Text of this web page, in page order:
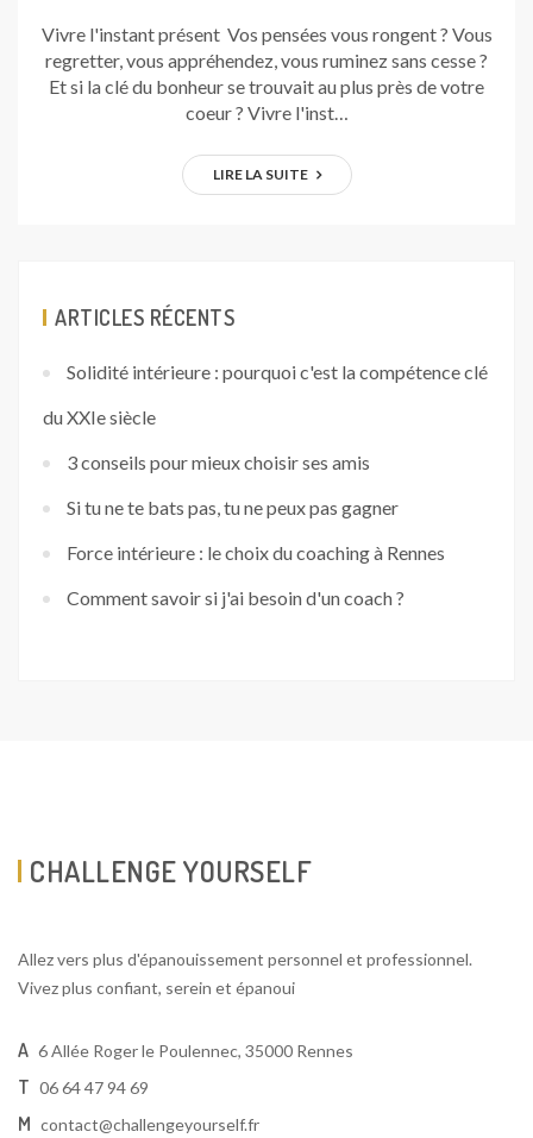
Vivre l'instant présent Vos pensées vous rongent ? Vous
regretter, vous appréhendez, vous ruminez sans cesse ?
Et si la clé du bonheur se trouvait au plus près de votre
coeur ? Vivre l'inst…
LIRE LA SUITE
ARTICLES RÉCENTS
Solidité intérieure : pourquoi c'est la compétence clé
du XXIe siècle
3 conseils pour mieux choisir ses amis
Si tu ne te bats pas, tu ne peux pas gagner
Force intérieure : le choix du coaching à Rennes
Comment savoir si j'ai besoin d'un coach ?
CHALLENGE YOURSELF
Allez vers plus d'épanouissement personnel et professionnel.
Vivez plus confiant, serein et épanoui
A 6 Allée Roger le Poulennec, 35000 Rennes
T 06 64 47 94 69
M contact@challengeyourself.fr